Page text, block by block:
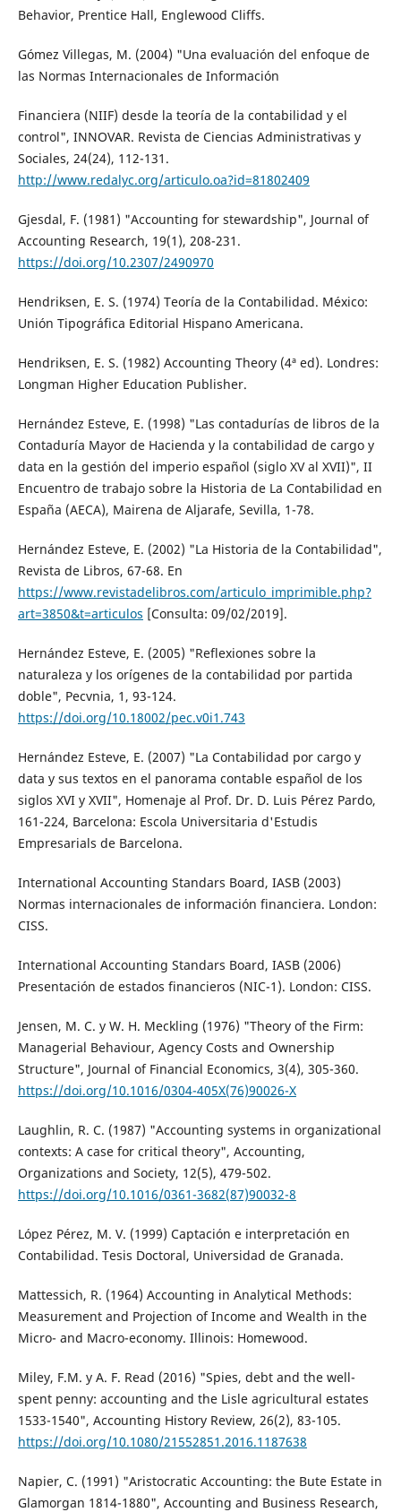
Behavior, Prentice Hall, Englewood Cliffs.
Gómez Villegas, M. (2004) "Una evaluación del enfoque de
las Normas Internacionales de Información
Financiera (NIIF) desde la teoría de la contabilidad y el
control", INNOVAR. Revista de Ciencias Administrativas y
Sociales, 24(24), 112-131.
http://www.redalyc.org/articulo.oa?id=81802409
Gjesdal, F. (1981) "Accounting for stewardship", Journal of
Accounting Research, 19(1), 208-231.
https://doi.org/10.2307/2490970
Hendriksen, E. S. (1974) Teoría de la Contabilidad. México:
Unión Tipográfica Editorial Hispano Americana.
Hendriksen, E. S. (1982) Accounting Theory (4ª ed). Londres:
Longman Higher Education Publisher.
Hernández Esteve, E. (1998) "Las contadurías de libros de la
Contaduría Mayor de Hacienda y la contabilidad de cargo y
data en la gestión del imperio español (siglo XV al XVII)", II
Encuentro de trabajo sobre la Historia de La Contabilidad en
España (AECA), Mairena de Aljarafe, Sevilla, 1-78.
Hernández Esteve, E. (2002) "La Historia de la Contabilidad",
Revista de Libros, 67-68. En
https://www.revistadelibros.com/articulo_imprimible.php?
art=3850&t=articulos [Consulta: 09/02/2019].
Hernández Esteve, E. (2005) "Reflexiones sobre la
naturaleza y los orígenes de la contabilidad por partida
doble", Pecvnia, 1, 93-124.
https://doi.org/10.18002/pec.v0i1.743
Hernández Esteve, E. (2007) "La Contabilidad por cargo y
data y sus textos en el panorama contable español de los
siglos XVI y XVII", Homenaje al Prof. Dr. D. Luis Pérez Pardo,
161-224, Barcelona: Escola Universitaria d'Estudis
Empresarials de Barcelona.
International Accounting Standars Board, IASB (2003)
Normas internacionales de información financiera. London:
CISS.
International Accounting Standars Board, IASB (2006)
Presentación de estados financieros (NIC-1). London: CISS.
Jensen, M. C. y W. H. Meckling (1976) "Theory of the Firm:
Managerial Behaviour, Agency Costs and Ownership
Structure", Journal of Financial Economics, 3(4), 305-360.
https://doi.org/10.1016/0304-405X(76)90026-X
Laughlin, R. C. (1987) "Accounting systems in organizational
contexts: A case for critical theory", Accounting,
Organizations and Society, 12(5), 479-502.
https://doi.org/10.1016/0361-3682(87)90032-8
López Pérez, M. V. (1999) Captación e interpretación en
Contabilidad. Tesis Doctoral, Universidad de Granada.
Mattessich, R. (1964) Accounting in Analytical Methods:
Measurement and Projection of Income and Wealth in the
Micro- and Macro-economy. Illinois: Homewood.
Miley, F.M. y A. F. Read (2016) "Spies, debt and the well-
spent penny: accounting and the Lisle agricultural estates
1533-1540", Accounting History Review, 26(2), 83-105.
https://doi.org/10.1080/21552851.2016.1187638
Napier, C. (1991) "Aristocratic Accounting: the Bute Estate in
Glamorgan 1814-1880", Accounting and Business Research,